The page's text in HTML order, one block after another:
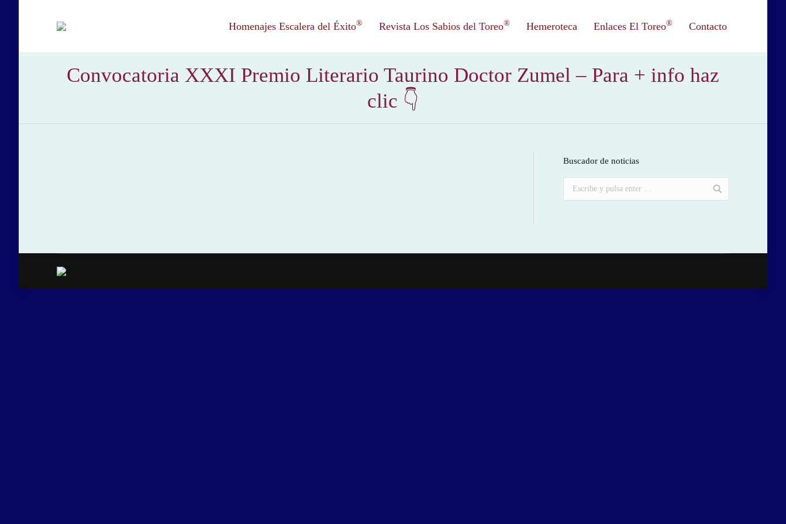
Homenajes Escalera del Éxito® Revista Los Sabios del Toreo® Hemeroteca Enlaces El Toreo® Contacto
Convocatoria XXXI Premio Literario Taurino Doctor Zumel – Para + info haz
clic 👇
Buscador de noticias